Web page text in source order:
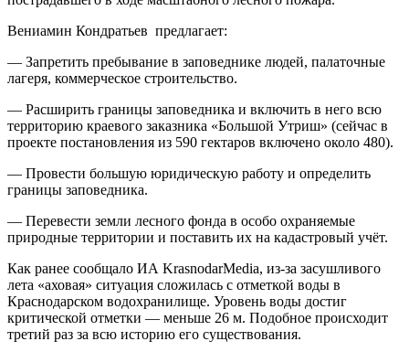
Вениамин Кондратьев предлагает:
— Запретить пребывание в заповеднике людей, палаточные
лагеря, коммерческое строительство.
— Расширить границы заповедника и включить в него всю
территорию краевого заказника «Большой Утриш» (сейчас в
проекте постановления из 590 гектаров включено около 480).
— Провести большую юридическую работу и определить
границы заповедника.
— Перевести земли лесного фонда в особо охраняемые
природные территории и поставить их на кадастровый учёт.
Как ранее сообщало ИА KrasnodarMedia, из-за засушливого
лета «аховая» ситуация сложилась с отметкой воды в
Краснодарском водохранилище. Уровень воды достиг
критической отметки — меньше 26 м. Подобное происходит
третий раз за всю историю его существования.